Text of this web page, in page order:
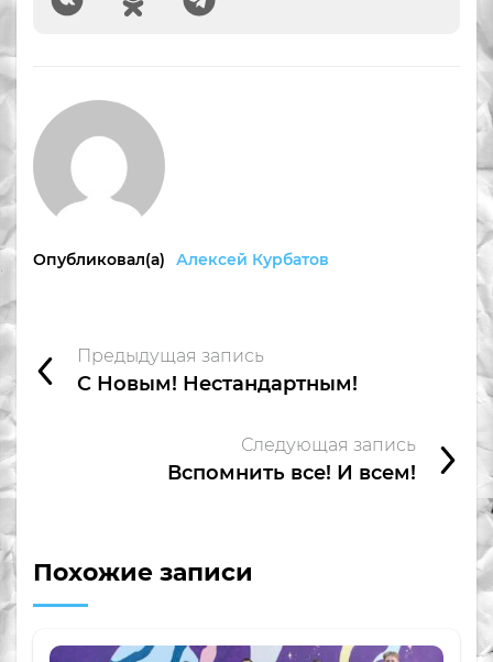
Опубликовал(а) Алексей Курбатов
Предыдущая запись
С Новым! Нестандартным!
Следующая запись
Вспомнить все! И всем!
Похожие записи